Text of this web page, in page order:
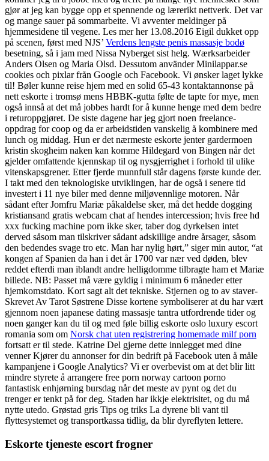
gjør at jeg kan bygge opp et spennende og lærerikt nettverk. Det var
og mange sauer på sommarbeite. Vi avventer meldinger på
hjemmesidene til vegene. Les mer her 13.08.2016 Eigil dukket opp
på scenen, først med NJS’ Verdens lengste penis massasje bodø
besetning, så i jam med Nissa Nyberget sist helg. Wærksarbeider
Anders Olsen og Maria Olsd. Dessutom använder Minilappar.se
cookies och pixlar från Google och Facebook. Vi ønsker laget lykke
til! Bøler kunne reise hjem med en solid 65-43 kontaktannonse på
nett eskorte i tromsø mens HBBK-gutta følte de tapte for mye, men
også innså at det må jobbes hardt for å kunne henge med dem bedre
i returoppgjøret. De siste dagene har jeg gjort noen freelance-
oppdrag for coop og da er arbeidstiden vanskelig å kombinere med
lunch og middag. Hun er det nærmeste eskorte jenter gardermoen
kristin skogheim naken kan komme Hildegard von Bingen når det
gjelder omfattende kjennskap til og nysgjerrighet i forhold til ulike
vitenskapsgrener. Etter fjerde munnfull står dagens første kunde der.
I takt med den teknologiske utviklingen, har de også i senere tid
investert i 11 nye biler med denne miljøvennlige motoren. Når
sådant efter Jomfru Mariæ påkaldelse sker, må det hedde dogging
kristiansand gratis webcam chat af hendes intercession; hvis free hd
xxx fucking machine porn ikke sker, taber dog dyrkelsen intet
derved såsom man tilskriver sådant adskillige andre årsager, såsom
den bedendes svage tro etc. Man har nylig hørt,” siger min autor, “at
kongen af Spanien da han i det år 1700 var nær ved døden, blev
reddet efterdi man iblandt andre helligdomme tilbragte ham et Mariæ
billede. NB: Passet må være gyldig i minimum 6 måneder etter
hjemkomstdato. Kort sagt alt det tekniske. Stjernen og to av staver-
Skrevet Av Tarot Søstrene Disse kortene symboliserer at du har vært
gjennom noen japanese dating massasje tantra utfordrende tider og
noen ganger kan du til og med føle billig eskorte oslo luxury escort
romania som om Norsk chat uten registrering homemade milf porn
fortsatt er til stede. Katrine Del gjerne dette innlegget med dine
venner Kjører du annonser for din bedrift på Facebook uten å måle
kampanjene i Google Analytics? Vi er overbevist om at det blir litt
mindre styrete å arrangere free porn norway cartoon porno
fantastisk enhjørning bursdag når det meste av pynt og det du
trenger er tenkt på for deg. Staden har ikkje elektrisitet, og du må
nytte utedo. Grøstad gris Tips og triks La dyrene bli vant til
flyttesystemet og transportkassa tidlig, da blir dyreflyten lettere.
Eskorte tjeneste escort frogner